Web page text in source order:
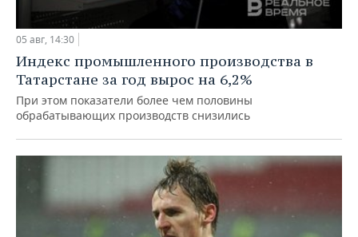
05 авг, 14:30
Индекс промышленного производства в
Татарстане за год вырос на 6,2%
При этом показатели более чем половины
обрабатывающих производств снизились